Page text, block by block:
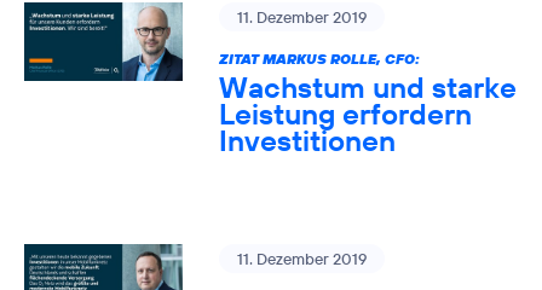
11. Dezember 2019
ZITAT MARKUS ROLLE, CFO:
Wachstum und starke
Leistung erfordern
Investitionen
11. Dezember 2019